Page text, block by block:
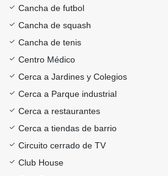
Cancha de futbol
Cancha de squash
Cancha de tenis
Centro Médico
Cerca a Jardines y Colegios
Cerca a Parque industrial
Cerca a restaurantes
Cerca a tiendas de barrio
Circuito cerrado de TV
Club House